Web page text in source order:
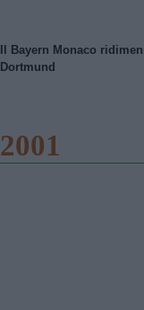
Il Bayern Monaco
Dortmund
2001